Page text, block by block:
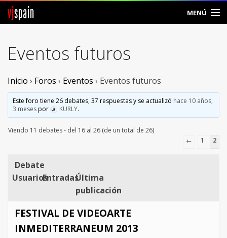
vjspain MENÚ
Foros
Noticias
Vjspain
Ayuda
Entrar
Eventos futuros
Inicio › Foros › Eventos › Eventos futuros
Este foro tiene 26 debates, 37 respuestas y se actualizó hace 10 años,
3 mesespor KURLY.
Viendo 11 debates - del 16 al 26 (de un total de 26)
←
1 2
Debate
UsuariosEntradasÚltima
publicación
FESTIVAL DE VIDEOARTE
INMEDITERRANEUM 2013